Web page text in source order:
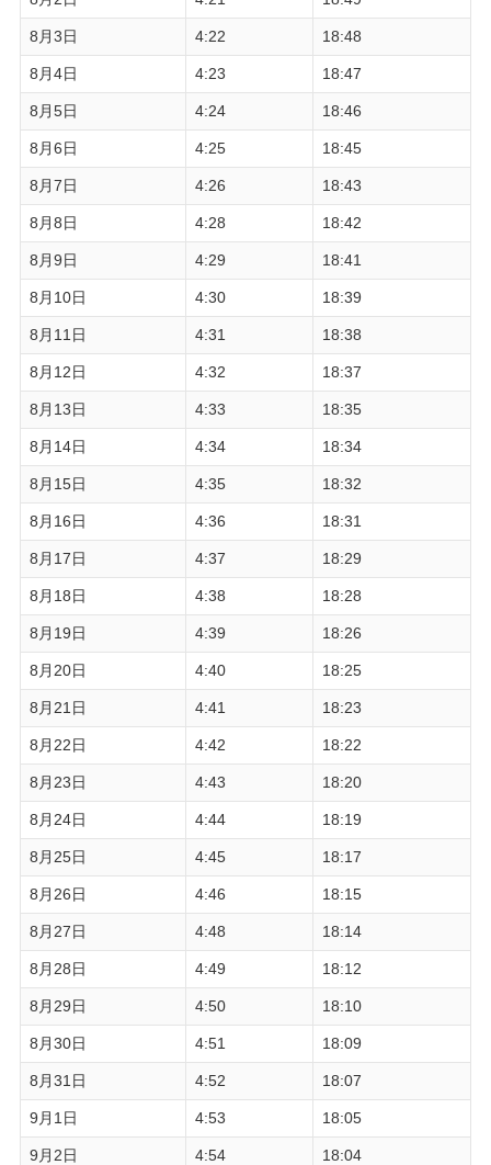
8月3日 4:22 18:48
8月4日 4:23 18:47
8月5日 4:24 18:46
8月6日 4:25 18:45
8月7日 4:26 18:43
8月8日 4:28 18:42
8月9日 4:29 18:41
8月10日 4:30 18:39
8月11日 4:31 18:38
8月12日 4:32 18:37
8月13日 4:33 18:35
8月14日 4:34 18:34
8月15日 4:35 18:32
8月16日 4:36 18:31
8月17日 4:37 18:29
8月18日 4:38 18:28
8月19日 4:39 18:26
8月20日 4:40 18:25
8月21日 4:41 18:23
8月22日 4:42 18:22
8月23日 4:43 18:20
8月24日 4:44 18:19
8月25日 4:45 18:17
8月26日 4:46 18:15
8月27日 4:48 18:14
8月28日 4:49 18:12
8月29日 4:50 18:10
8月30日 4:51 18:09
8月31日 4:52 18:07
9月1日 4:53 18:05
9月2日 4:54 18:04